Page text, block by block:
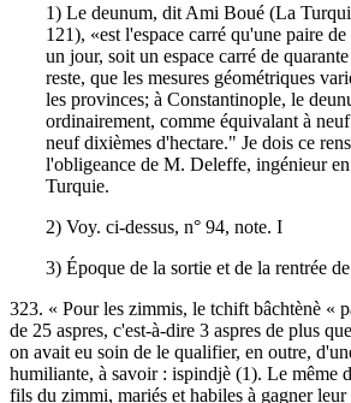
1) Le deunum, dit Ami Boué (La
121), «est l'espace carré qu'une paire
un jour, soit un espace carré de
reste, que les mesures géométriques
les provinces; à Constantinople, le
ordinairement, comme équivalant à
neuf dixièmes d'hectare." Je dois ce
l'obligeance de M. Deleffe, ingénieur
Turquie.
2) Voy. ci-dessus, n° 94, note. I
3) Époque de la sortie et de la rentrée
323. « Pour les zimmis, le tchift bâchtènè «
de 25 aspres, c'est-à-dire 3 aspres de plus
on avait eu soin de le qualifier, en outre,
humiliante, à savoir : ispindjè (1). Le même
fils du zimmi, mariés et habiles à gagner leur